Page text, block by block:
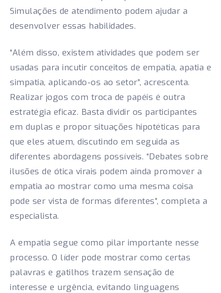
Simulações de atendimento podem ajudar a
desenvolver essas habilidades.
“Além disso, existem atividades que podem ser
usadas para incutir conceitos de empatia, apatia e
simpatia, aplicando-os ao setor”, acrescenta.
Realizar jogos com troca de papéis é outra
estratégia eficaz. Basta dividir os participantes
em duplas e propor situações hipotéticas para
que eles atuem, discutindo em seguida as
diferentes abordagens possíveis. “Debates sobre
ilusões de ótica virais podem ainda promover a
empatia ao mostrar como uma mesma coisa
pode ser vista de formas diferentes”, completa a
especialista.
A empatia segue como pilar importante nesse
processo. O líder pode mostrar como certas
palavras e gatilhos trazem sensação de
interesse e urgência, evitando linguagens